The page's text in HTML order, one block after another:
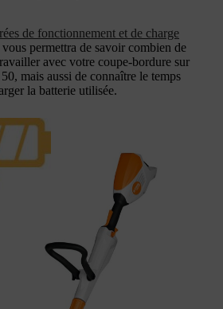
de fonctionnement et de charge
vous permettra de savoir combien de
avec votre coupe-bordure sur
mais aussi de connaître le temps
la batterie utilisée.